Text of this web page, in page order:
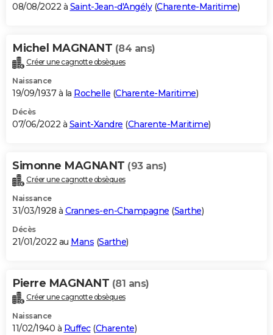
08/08/2022 à Saint-Jean-d'Angély(Charente-Maritime)
Michel MAGNANT (84 ans)
Créer une cagnotte obsèques
Naissance
19/09/1937 à la Rochelle (Charente-Maritime)
Décès
07/06/2022 à Saint-Xandre (Charente-Maritime)
Simonne MAGNANT (93 ans)
Créer une cagnotte obsèques
Naissance
31/03/1928 à Crannes-en-Champagne (Sarthe)
Décès
21/01/2022 au Mans (Sarthe)
Pierre MAGNANT (81 ans)
Créer une cagnotte obsèques
Naissance
11/02/1940 à Ruffec(Charente)